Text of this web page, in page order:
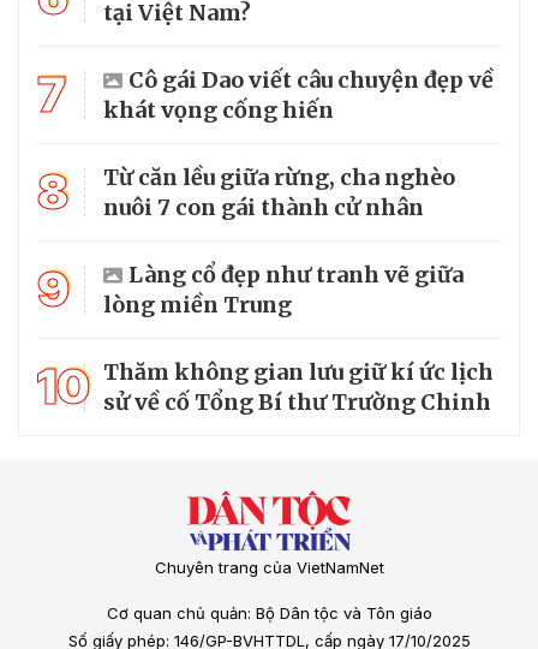
tại Việt Nam?
7
Cô gái Dao viết câu chuyện đẹp về
khát vọng cống hiến
8
Từ căn lều giữa rừng, cha nghèo
nuôi 7 con gái thành cử nhân
9
Làng cổ đẹp như tranh vẽ giữa
lòng miền Trung
10 Thăm không gian lưu giữ kí ức lịch
sử về cố Tổng Bí thư Trường Chinh
Chuyên trang của VietNamNet
Cơ quan chủ quản: Bộ Dân tộc và Tôn giáo
Số giấy phép: 146/GP-BVHTTDL, cấp ngày 17/10/2025